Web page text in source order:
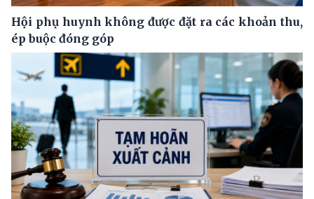
Hội phụ huynh không được đặt ra các khoản thu,
ép buộc đóng góp